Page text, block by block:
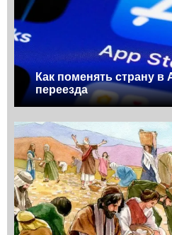
Как поменять страну в
переезда